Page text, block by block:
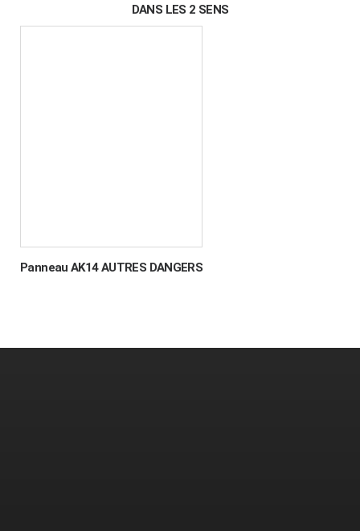
DANS LES 2 SENS
Panneau AK14 AUTRES DANGERS